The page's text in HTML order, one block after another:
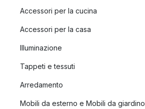
Accessori per la cucina
Accessori per la casa
Illuminazione
Tappeti e tessuti
Arredamento
Mobili da esterno e Mobili da giardino